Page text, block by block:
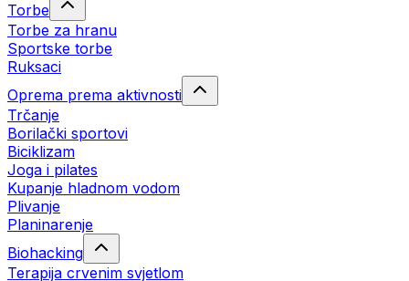
Torbe
Torbe za hranu
Sportske torbe
Ruksaci
Oprema prema aktivnosti
Trčanje
Borilački sportovi
Biciklizam
Joga i pilates
Kupanje hladnom vodom
Plivanje
Planinarenje
Biohacking
Terapija crvenim svjetlom